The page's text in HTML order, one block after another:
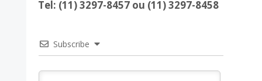
Tel: (11) 3297-8457 ou (11) 3297-8458
Subscribe